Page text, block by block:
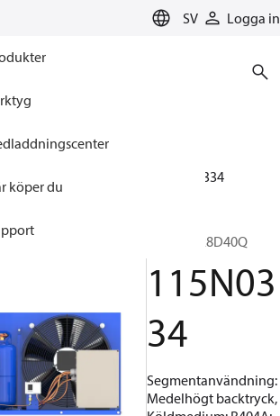
SV Logga in
köper du
Climate Solutions for cooling
115N0334
OP-HJZ028D40Q
115N03
34
Segmentanvändning:
Medelhögt backtryck,